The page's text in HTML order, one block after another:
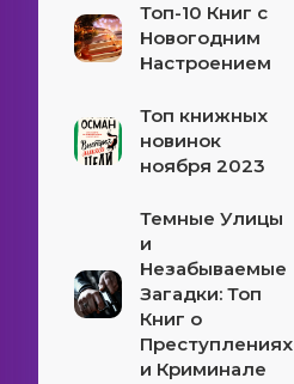
Топ-10 Книг с
Новогодним
Настроением
Топ книжных
новинок
ноября 2023
Темные Улицы
и
Незабываемые
Загадки: Топ
Книг о
Преступлениях
и Криминале